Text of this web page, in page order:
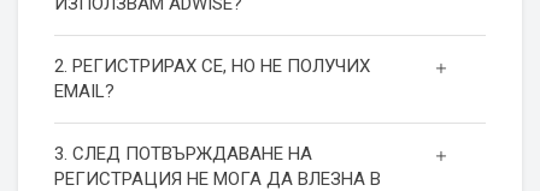
2. РЕГИСТРИРАХ СЕ, НО НЕ ПОЛУЧИХ
EMAIL?
3. СЛЕД ПОТВЪРЖДАВАНЕ НА
РЕГИСТРАЦИЯ НЕ МОГА ДА ВЛЕЗНА В